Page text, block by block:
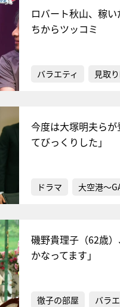
ロバート秋山、稼
ちからツッコミ
バラエティ 見取
今度は大塚明夫ら
てびっくりした」
ドラマ 大空港～
磯野貴理子（62歳
かなってます」
徹子の部屋 バラ